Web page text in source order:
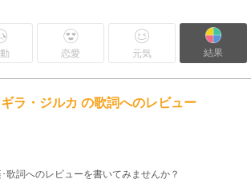
恋愛 元気 結果
ラ・ジルカ の歌詞へのレビュー
歌詞へのレビューを書いてみませんか？